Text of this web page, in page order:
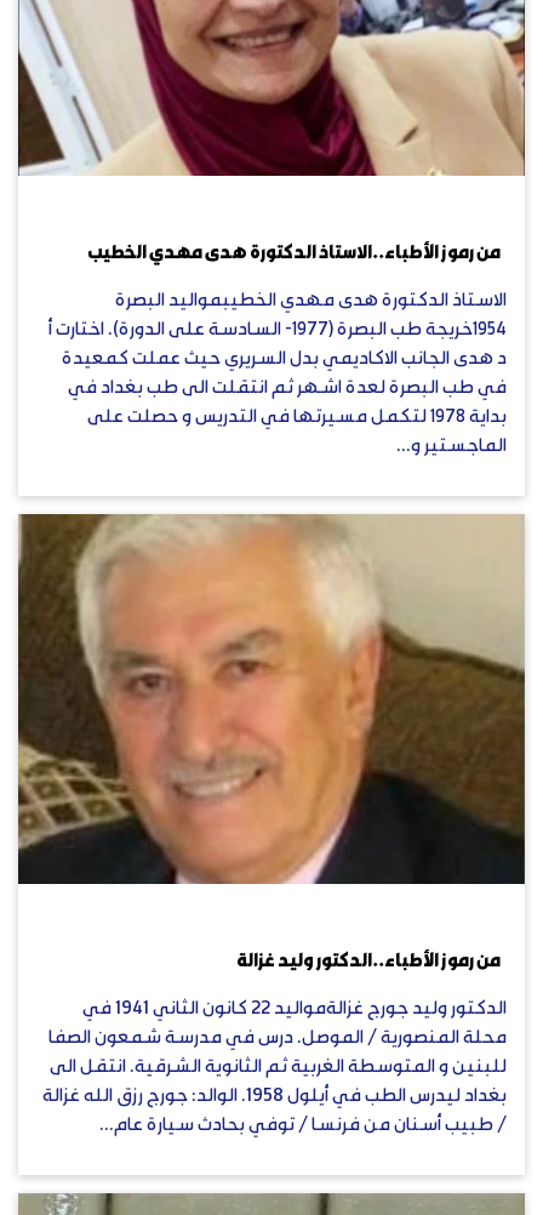
من رموز الأطباء..الاستاذ الدكتورة هدى مهدي الخطيب
الاستاذ الدكتورة هدى مهدي الخطيبمواليد البصرة
١٩٥٤خريجة طب البصرة (١٩٧٧- السادسة على الدورة). اختارت أ
د هدى الجانب الاكاديمي بدل السريري حيث عملت كمعيدة
في طب البصرة لعدة اشهر ثم انتقلت الى طب بغداد في
بداية ١٩٧٨ لتكمل مسيرتها في التدريس و حصلت على
الماجستير و...
من رموز الأطباء..الدكتور وليد غزالة
الدكتور وليد جورج غزالةمواليد 22 كانون الثاني 1941 في
محلة المنصورية / الموصل. درس في مدرسة شمعون الصفا
للبنين و المتوسطة الغربية ثم الثانوية الشرقية. انتقل الى
بغداد ليدرس الطب في أيلول 1958. الوالد: جورج رزق الله غزالة
/ طبيب أسنان من فرنسا / توفي بحادث سيارة عام...